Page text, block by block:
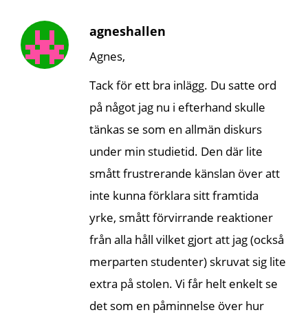
agneshallen
Agnes,
Tack för ett bra inlägg. Du satte ord
på något jag nu i efterhand skulle
tänkas se som en allmän diskurs
under min studietid. Den där lite
smått frustrerande känslan över att
inte kunna förklara sitt framtida
yrke, smått förvirrande reaktioner
från alla håll vilket gjort att jag (också
merparten studenter) skruvat sig lite
extra på stolen. Vi får helt enkelt se
det som en påminnelse över hur